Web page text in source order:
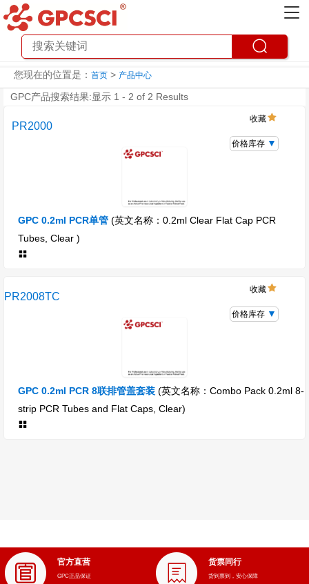
您现在的位置是： 首页 > 产品中心
GPC产品搜索结果:显示 1 - 2 of 2 Results
PR2000
GPC 0.2ml PCR单管 (英文名称：0.2ml Clear Flat Cap PCR
Tubes, Clear )
收藏
价格库存
PR2008TC
GPC 0.2ml PCR 8联排管盖套装 (英文名称：Combo Pack 0.2ml 8-
strip PCR Tubes and Flat Caps, Clear)
收藏
价格库存
官方直营
GPC正品保证
货票同行
货到票到，安心保障